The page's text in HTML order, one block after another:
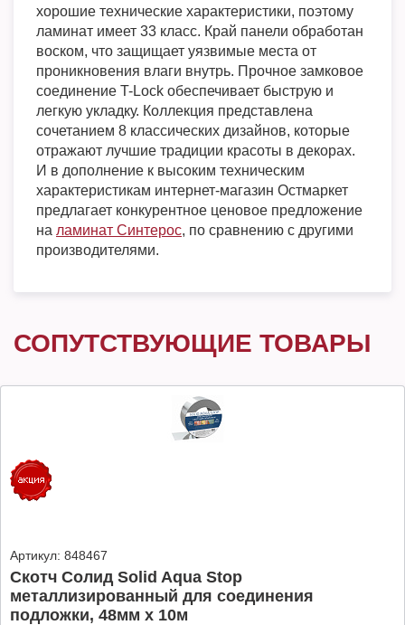
хорошие технические характеристики, поэтому
ламинат имеет 33 класс. Край панели обработан
воском, что защищает уязвимые места от
проникновения влаги внутрь. Прочное замковое
соединение T-Lock обеспечивает быструю и
легкую укладку. Коллекция представлена
сочетанием 8 классических дизайнов, которые
отражают лучшие традиции красоты в декорах.
И в дополнение к высоким техническим
характеристикам интернет-магазин Остмаркет
предлагает конкурентное ценовое предложение
на ламинат Синтерос, по сравнению с другими
производителями.
СОПУТСТВУЮЩИЕ ТОВАРЫ
Артикул: 848467
Скотч Солид Solid Aqua Stop
металлизированный для соединения
подложки, 48мм х 10м